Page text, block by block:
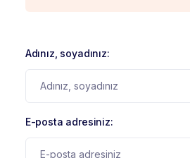
Adınız, soyadınız:
E-posta adresiniz: